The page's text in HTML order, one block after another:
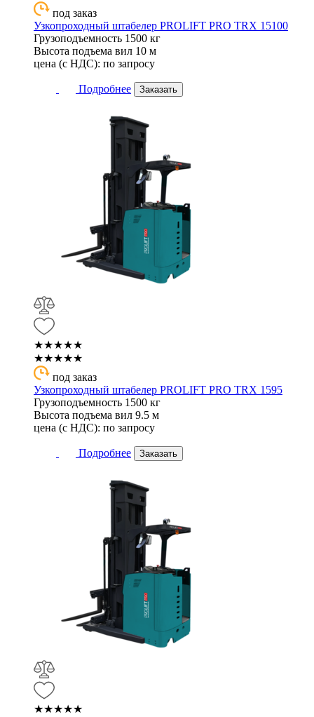
под заказ
Узкопроходный штабелер PROLIFT PRO TRX 15100
Грузоподъемность 1500 кг
Высота подъема вил 10 м
цена (с НДС): по запросу
Подробнее Заказать
★★★★★
★★★★★
под заказ
Узкопроходный штабелер PROLIFT PRO TRX 1595
Грузоподъемность 1500 кг
Высота подъема вил 9.5 м
цена (с НДС): по запросу
Подробнее Заказать
★★★★★